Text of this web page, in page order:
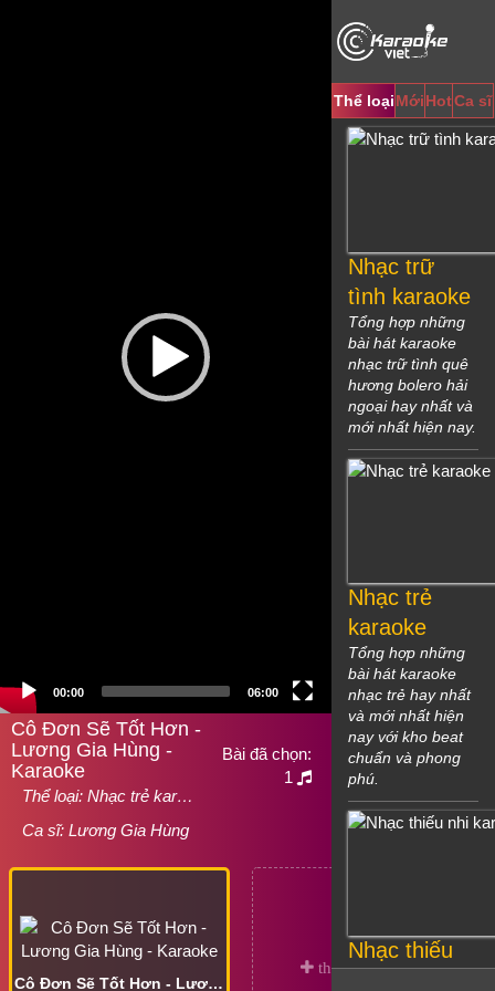
00:00 06:00
Cô Đơn Sẽ Tốt Hơn -
Lương Gia Hùng -
Karaoke
Thể loại: Nhạc trẻ kar…
Ca sĩ: Lương Gia Hùng
Bài đã chọn:
1
Cô Đơn Sẽ Tốt Hơn - Lương Gia Hùng - Karaoke
Thể loạiMớiHotCa sĩ
Nhạc trữ
tình karaoke
Tổng hợp những
bài hát karaoke
nhạc trữ tình quê
hương bolero hải
ngoại hay nhất và
mới nhất hiện nay.
Nhạc trẻ
karaoke
Tổng hợp những
bài hát karaoke
nhạc trẻ hay nhất
và mới nhất hiện
nay với kho beat
chuẩn và phong
phú.
Nhạc thiếu